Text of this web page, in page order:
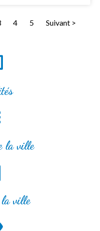
4 5 Suivant >
la ville
la ville